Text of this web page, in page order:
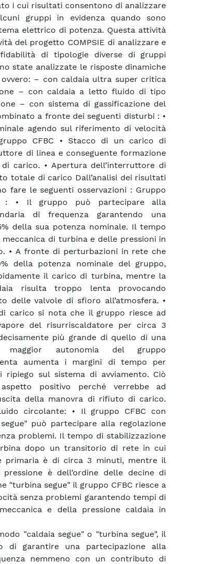
i cui risultati consentono di analizzare
gruppi in evidenza quando sono
elettrico di potenza. Questa attività
del progetto COMPSIE di analizzare e
di tipologie diverse di gruppi
state analizzate le risposte dinamiche
– con caldaia ultra super critica
– con caldaia a letto fluido di tipo
– con sistema di gassificazione del
a fronte dei seguenti disturbi : •
agendo sul riferimento di velocità
CFBC • Stacco di un carico di
di linea e conseguente formazione
carico. • Apertura dell’interruttore di
totale di carico Dall’analisi dei risultati
fare le seguenti osservazioni : Gruppo
: • Il gruppo può partecipare alla
di frequenza garantendo una
della sua potenza nominale. Il tempo
di turbina e delle pressioni in
• A fronte di perturbazioni in rete che
della potenza nominale del gruppo,
il carico di turbina, mentre la
risulta troppo lenta provocando
delle valvole di sfioro all’atmosfera. •
carico si nota che il gruppo riesce ad
del risurriscaldatore per circa 3
più grande di quello di una
maggior autonomia del gruppo
aumenta i margini di tempo per
ripiego sul sistema di avviamento. Ciò
positivo perché verrebbe ad
della manovra di rifiuto di carico.
circolante: • Il gruppo CFBC con
può partecipare alla regolazione
problemi. Il tempo di stabilizzazione
dopo un transitorio di rete in cui
primaria è di circa 3 minuti, mentre il
è dell’ordine delle decine di
"turbina segue" il gruppo CFBC riesce a
senza problemi garantendo tempi di
e della pressione caldaia in
"caldaia segue" o "turbina segue", il
di garantire una partecipazione alla
nemmeno con un contributo di